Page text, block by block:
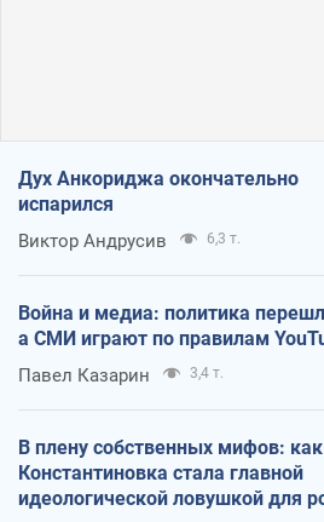
Дух Анкориджа окончательно
испарился
Виктор Андрусив 6,3 т.
Война и медиа: политика
а СМИ играют по правилам
Павел Казарин 3,4 т.
В плену собственных мифов: как
Константиновка стала главной
идеологической ловушкой для